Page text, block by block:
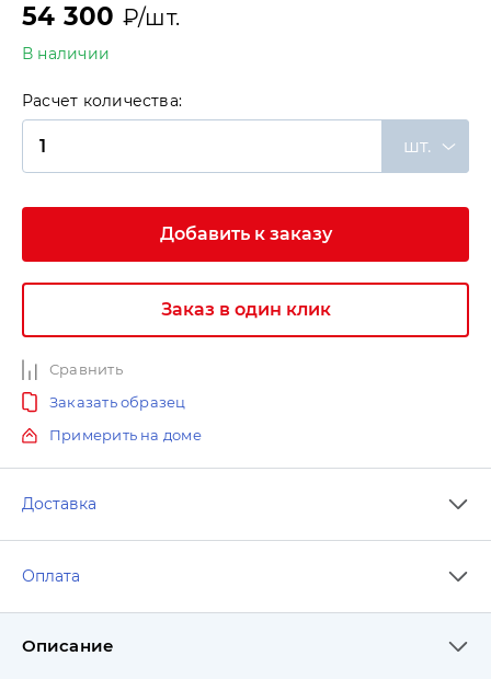
54 300 ₽/шт.
В наличии
Расчет количества:
шт.
Добавить к заказу
Заказ в один клик
Сравнить
Заказать образец
Примерить на доме
Доставка
Оплата
Описание